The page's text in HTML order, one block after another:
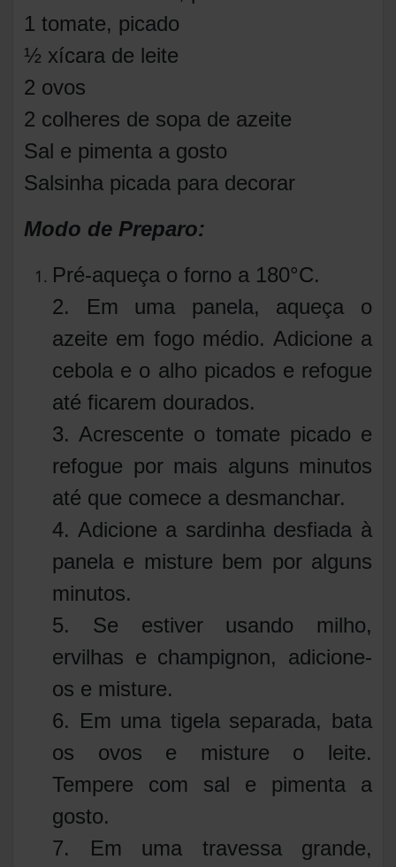
1 tomate, picado
½ xícara de leite
2 ovos
2 colheres de sopa de azeite
Sal e pimenta a gosto
Salsinha picada para decorar
Modo de Preparo:
Pré-aqueça o forno a 180°C.
2. Em uma panela, aqueça o
azeite em fogo médio. Adicione a
cebola e o alho picados e refogue
até ficarem dourados.
3. Acrescente o tomate picado e
refogue por mais alguns minutos
até que comece a desmanchar.
4. Adicione a sardinha desfiada à
panela e misture bem por alguns
minutos.
5. Se estiver usando milho,
ervilhas e champignon, adicione-
os e misture.
6. Em uma tigela separada, bata
os ovos e misture o leite.
Tempere com sal e pimenta a
gosto.
7. Em uma travessa grande,